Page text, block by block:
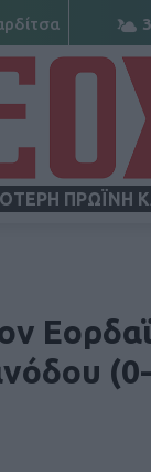
ΠΡΩΪΝΗ